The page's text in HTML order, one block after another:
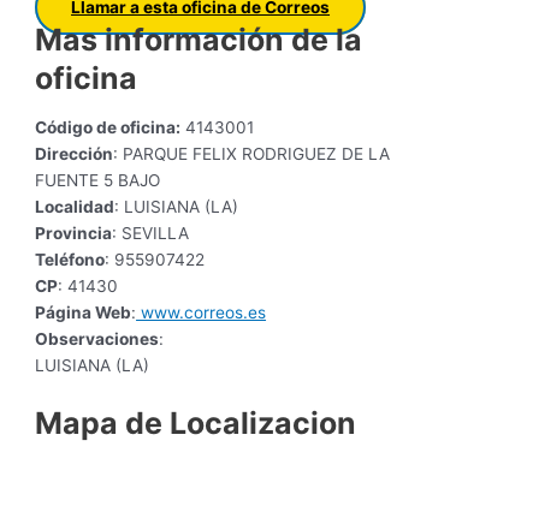
Llamar a esta oficina de Correos
Mas información de la
oficina
Código de oficina: 4143001
Dirección: PARQUE FELIX RODRIGUEZ DE LA
FUENTE 5 BAJO
Localidad: LUISIANA (LA)
Provincia: SEVILLA
Teléfono: 955907422
CP: 41430
Página Web: www.correos.es
Observaciones:
LUISIANA (LA)
Mapa de Localizacion